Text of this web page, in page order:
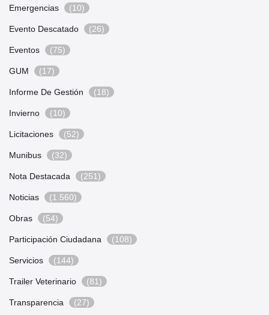
Emergencias (10)
Evento Descatado (26)
Eventos (75)
GUM (17)
Informe De Gestión (18)
Invierno (10)
Licitaciones (52)
Munibus (32)
Nota Destacada (251)
Noticias (1.560)
Obras (54)
Participación Ciudadana (108)
Servicios (144)
Trailer Veterinario (81)
Transparencia (27)